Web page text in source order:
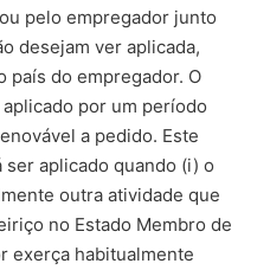
pelo empregador junto
desejam ver aplicada,
país do empregador. O
por um período
a pedido. Este
aplicado quando (i) o
outra atividade que
no Estado Membro de
exerça habitualmente